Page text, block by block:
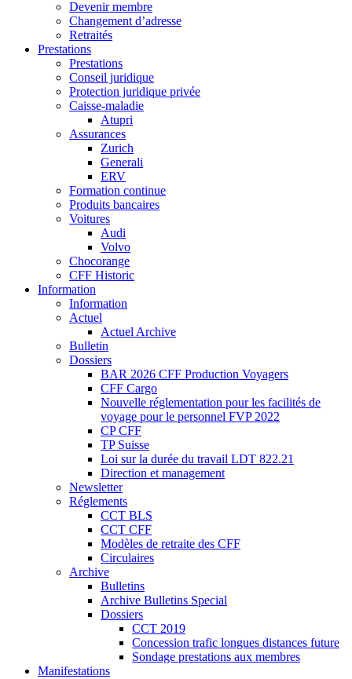
Devenir membre
Changement d’adresse
Retraités
Prestations
Prestations
Conseil juridique
Protection juridique privée
Caisse-maladie
Atupri
Assurances
Zurich
Generali
ERV
Formation continue
Produits bancaires
Voitures
Audi
Volvo
Chocorange
CFF Historic
Information
Information
Actuel
Actuel Archive
Bulletin
Dossiers
BAR 2026 CFF Production Voyagers
CFF Cargo
Nouvelle réglementation pour les facilités de
voyage pour le personnel FVP 2022
CP CFF
TP Suisse
Loi sur la durée du travail LDT 822.21
Direction et management
Newsletter
Réglements
CCT BLS
CCT CFF
Modèles de retraite des CFF
Circulaires
Archive
Bulletins
Archive Bulletins Special
Dossiers
CCT 2019
Concession trafic longues distances future
Sondage prestations aux membres
Manifestations